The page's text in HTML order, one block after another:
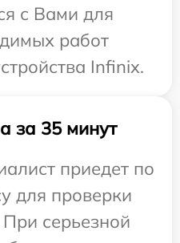
с Вами для
работ
Infinix.
за 35 минут
приедет по
для проверки
серьезной